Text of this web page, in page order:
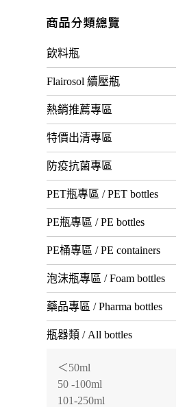
飲料瓶
Flairosol 續壓瓶
熱銷推薦專區
特價出清專區
防疫抗菌專區
PET瓶專區 / PET bottles
PE瓶專區 / PE bottles
PE桶專區 / PE containers
泡沫瓶專區 / Foam bottles
藥品專區 / Pharma bottles
瓶器類 / All bottles
＜50ml
50 -100ml
101-250ml